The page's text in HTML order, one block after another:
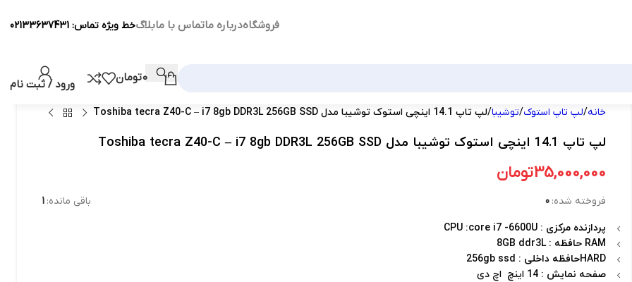
فروشگاهدرباره ماتماس با مابلاگخط ویژه تماس: 02133637431
0تومان ورود / ثبت نام
خانه لپ تاپ استوک توشیبا لپ تاپ 14.1 اینچی استوک توشیبا مدل Toshiba tecra Z40-C – i7 8gb DDR3L 256GB SSD
لپ تاپ 14.1 اینچی استوک توشیبا مدل Toshiba tecra Z40-C – i7 8gb DDR3L 256GB SSD
35,000,000تومان
فروخته شده: 0 باقی مانده: 1
پردازنده مرکزی : CPU :core i7 -6600U
RAM حافظه
: 8GB ddr3L
HARDحافظه داخلی
: 256gb ssd
صفحه نمایش : 14 اینچ اچ دی